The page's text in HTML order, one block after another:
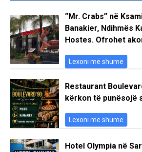
“Mr. Crabs” në
Banakier, Ndihmës
Hostes. Ofrohet
Lexoni më shumë
Restaurant
kërkon të punësojë
Lexoni më shumë
Hotel Olympia në